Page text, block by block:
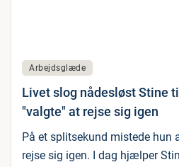
Arbejdsglæde
Livet slog nådesløst Stine
"valgte" at rejse sig igen
På et splitsekund mistede hun
rejse sig igen. I dag hjælper